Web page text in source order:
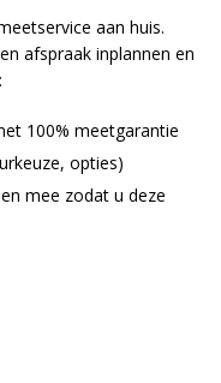
aan huis.
afspraak inplannen en
100% meetgarantie
opties)
mee zodat u deze